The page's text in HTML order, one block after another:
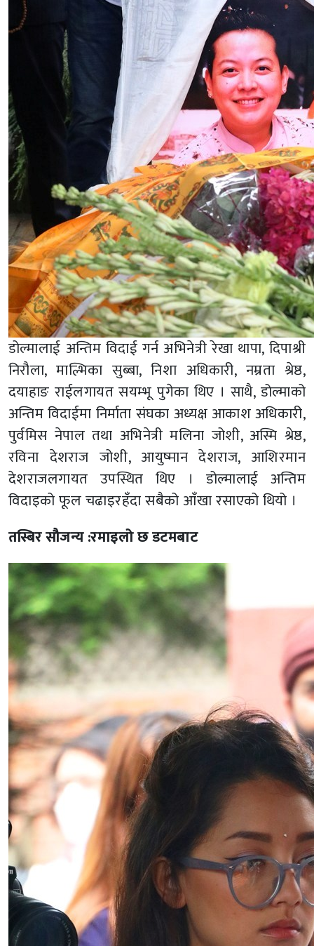
डोल्मालाई अन्तिम विदाई गर्न अभिनेत्री रेखा थापा, दिपाश्री
निरौला, माल्भिका सुब्बा, निशा अधिकारी, नम्रता श्रेष्ठ,
दयाहाङ राईलगायत सयम्भू पुगेका थिए । साथै, डोल्माको
अन्तिम विदाईमा निर्माता संघका अध्यक्ष आकाश अधिकारी,
पुर्वमिस नेपाल तथा अभिनेत्री मलिना जोशी, अस्मि श्रेष्ठ,
रविना देशराज जोशी, आयुष्मान देशराज, आशिरमान
देशराजलगायत उपस्थित थिए । डोल्मालाई अन्तिम
विदाइको फूल चढाइरहँदा सबैको आँखा रसाएको थियो ।
तस्बिर सौजन्य :रमाइलो छ डटमबाट